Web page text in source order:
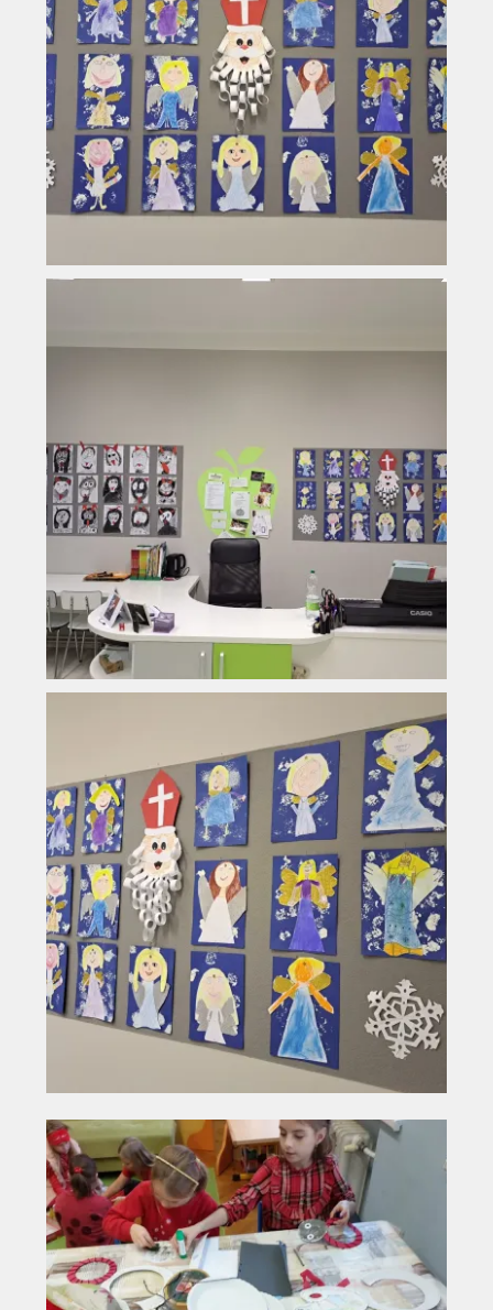
Vyhledávání na webu